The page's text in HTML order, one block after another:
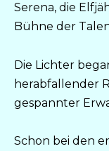
Serena, die
Bühne der
Die Lichter
herabfallender
gespannter
Schon bei den